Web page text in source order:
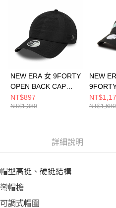
４．使用「AFTEE先享後付」時，將
時審查核予不同之上限額度；若仍有
請求用戶進行身份認證。
５．嚴禁一人註冊多個帳號或使用他
恩沛科技股份有限公司將有權停止該用
NEW ERA 女 9FORTY
OPEN BACK CAP
NEW ERA 黑
NE60667455
NT$897
NT$1,380
NEW
BACK
NT$1,680
詳細說明
帽型高挺、硬挺結構
彎帽檐
可調式帽圍